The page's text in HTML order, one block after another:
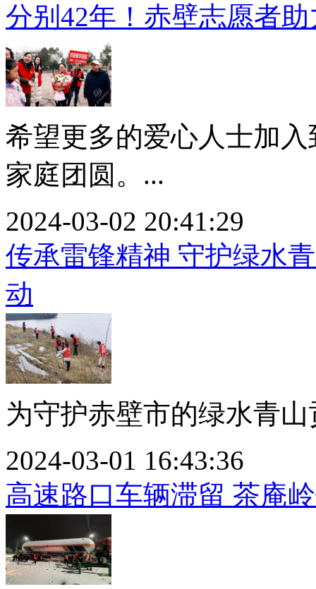
分别42年！赤壁志愿者
希望更多的爱心人士加
家庭团圆。...
2024-03-02 20:41:29
传承雷锋精神 守护绿水
动
为守护赤壁市的绿水青
2024-03-01 16:43:36
高速路口车辆滞留 茶庵